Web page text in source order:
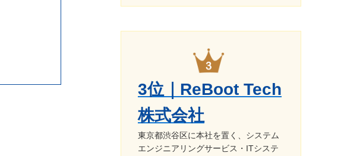
3位｜ReBoot Tech
株式会社
東京都渋谷区に本社を置く、システム
エンジニアリングサービス・ITシステ